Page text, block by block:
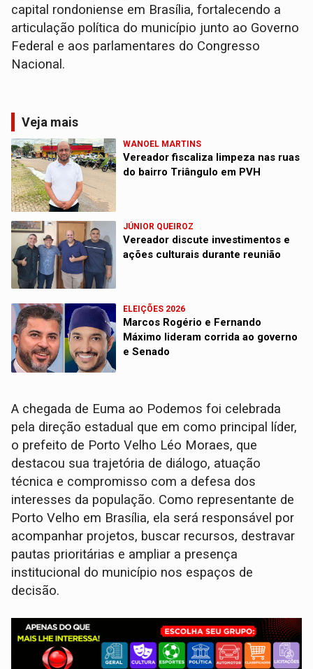
capital rondoniense em Brasília, fortalecendo a
articulação política do município junto ao Governo
Federal e aos parlamentares do Congresso
Nacional.
Veja mais
WANOEL MARTINS
Vereador fiscaliza limpeza nas ruas
do bairro Triângulo em PVH
JÚNIOR QUEIROZ
Vereador discute investimentos e
ações culturais durante reunião
ELEIÇÕES 2026
Marcos Rogério e Fernando
Máximo lideram corrida ao governo
e Senado
A chegada de Euma ao Podemos foi celebrada
pela direção estadual que em como principal líder,
o prefeito de Porto Velho Léo Moraes, que
destacou sua trajetória de diálogo, atuação
técnica e compromisso com a defesa dos
interesses da população. Como representante de
Porto Velho em Brasília, ela será responsável por
acompanhar projetos, buscar recursos, destravar
pautas prioritárias e ampliar a presença
institucional do município nos espaços de
decisão.